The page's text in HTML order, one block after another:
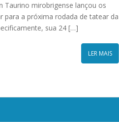
Taurino mirobrigense lançou os
para a próxima rodada de tatear da
sua 24 […]
LER MAIS